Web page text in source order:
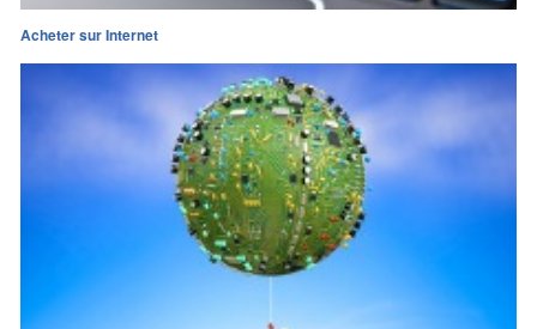
Acheter sur Internet